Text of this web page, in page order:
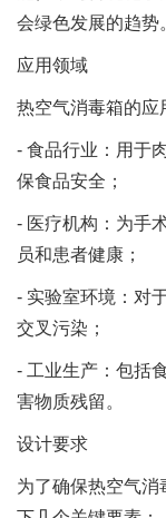
会绿色发展的趋势
应用领域
热空气消毒箱的应
- 食品行业：用于
保食品安全；
- 医疗机构：为手
员和患者健康；
- 实验室环境：对
交叉污染；
- 工业生产：包括
害物质残留。
设计要求
为了确保热空气消